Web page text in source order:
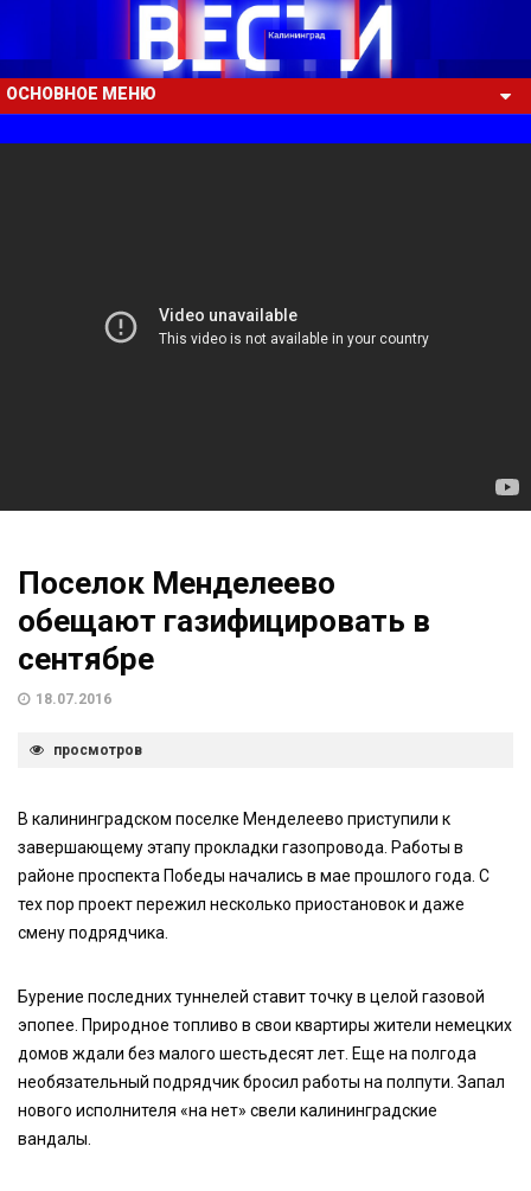
ОСНОВНОЕ МЕНЮ
Поселок Менделеево
обещают газифицировать в
сентябре
18.07.2016
просмотров
В калининградском поселке Менделеево приступили к
завершающему этапу прокладки газопровода. Работы в
районе проспекта Победы начались в мае прошлого года. С
тех пор проект пережил несколько приостановок и даже
смену подрядчика.
Бурение последних туннелей ставит точку в целой газовой
эпопее. Природное топливо в свои квартиры жители немецких
домов ждали без малого шестьдесят лет. Еще на полгода
необязательный подрядчик бросил работы на полпути. Запал
нового исполнителя «на нет» свели калининградские
вандалы.